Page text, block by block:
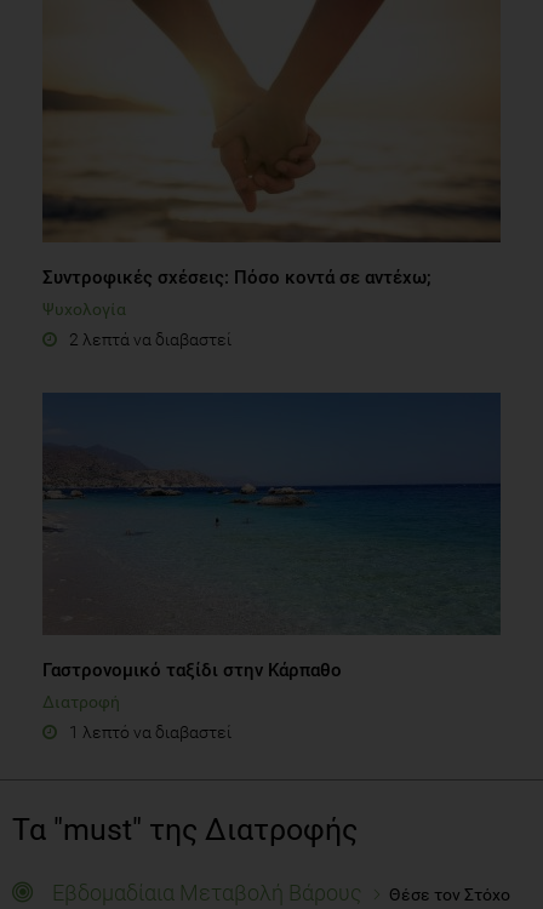
Συντροφικές σχέσεις: Πόσο κοντά σε αντέχω;
Ψυχολογία
2 λεπτά να διαβαστεί
Γαστρονομικό ταξίδι στην Κάρπαθο
Διατροφή
1 λεπτό να διαβαστεί
Τα "must" της Διατροφής
Εβδομαδίαια Μεταβολή Βάρους
Θέσε τον Στόχο